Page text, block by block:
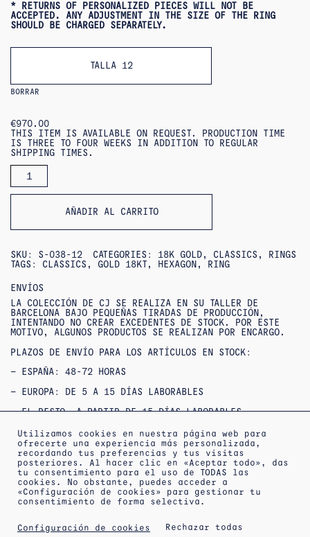
* RETURNS OF PERSONALIZED PIECES WILL NOT BE
ACCEPTED. ANY ADJUSTMENT IN THE SIZE OF THE RING
SHOULD BE CHARGED SEPARATELY.
TALLA 12
BORRAR
€970.00
THIS ITEM IS AVAILABLE ON REQUEST. PRODUCTION TIME
IS THREE TO FOUR WEEKS IN ADDITION TO REGULAR
SHIPPING TIMES.
HEXAGON
RING
18KT
QUANTITY
AÑADIR AL CARRITO
SKU: S-038-12 CATEGORIES: 18K GOLD , CLASSICS , RINGS
TAGS: CLASSICS , GOLD 18KT , HEXAGON , RING
ENVÍOS
LA COLECCIÓN DE CJ SE REALIZA EN SU TALLER DE
BARCELONA BAJO PEQUEÑAS TIRADAS DE PRODUCCIÓN,
INTENTANDO NO CREAR EXCEDENTES DE STOCK. POR ESTE
MOTIVO, ALGUNOS PRODUCTOS SE REALIZAN POR ENCARGO.
PLAZOS DE ENVÍO PARA LOS ARTÍCULOS EN STOCK:
– ESPAÑA: 48-72 HORAS
– EUROPA: DE 5 A 15 DÍAS LABORABLES
– EL RESTO, A PARTIR DE 15 DÍAS LABORABLES
SI NO ENCUENTRAS TU TALLA O QUIERES CONSULTAR
DISPONIBILIDAD / ENTREGAS URGENTES,
PUEDESCONTACTAR
CON NOSOTROS.
OUTLET : NO SE ACEPTAN DEVOLUCIONES NI CAMBIOS***
***PRODUCTOS REBAJADOS: NO SE ACEPTAN CAMBIOS NI
DEVOLUCIONES***
Utilizamos cookies en nuestra página web para
ofrecerte una experiencia más personalizada,
recordando tus preferencias y tus visitas
posteriores. Al hacer clic en «Aceptar todo», das
tu consentimiento para el uso de TODAS las
cookies. No obstante, puedes acceder a
«Configuración de cookies» para gestionar tu
consentimiento de forma selectiva.
Configuración de cookies Rechazar todas